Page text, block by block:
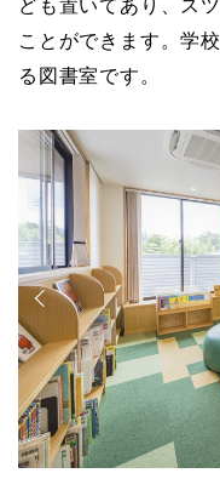
ども置いてあり、ス
ことができます。学
る図書室です。